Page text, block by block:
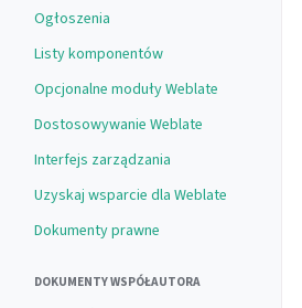
Ogłoszenia
Listy komponentów
Opcjonalne moduły Weblate
Dostosowywanie Weblate
Interfejs zarządzania
Uzyskaj wsparcie dla Weblate
Dokumenty prawne
DOKUMENTY WSPÓŁAUTORA